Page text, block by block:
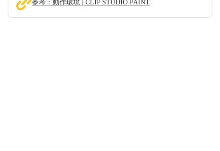
参考：動作環境 | CLIP STUDIO PAINT